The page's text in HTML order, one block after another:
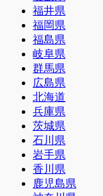
福井県
福岡県
福島県
岐阜県
群馬県
広島県
北海道
兵庫県
茨城県
石川県
岩手県
香川県
鹿児島県